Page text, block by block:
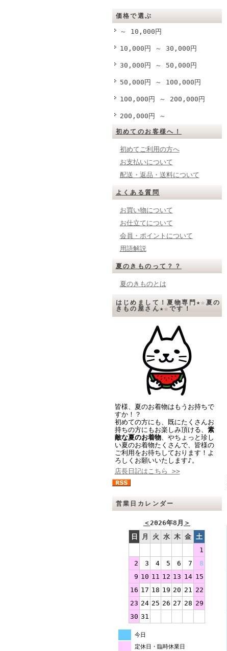
価格で選ぶ
～ 10,000円
10,000円 ～ 30,000円
30,000円 ～ 50,000円
50,000円 ～ 100,000円
100,000円 ～ 200,000円
200,000円 ～
初めてのお客様へ！
初めてご利用の方へ
お支払いについて
配送・返品・送料について
よくある質問
お買い物について
お仕立てについて
会員・ポイントについて
用語解説
夏のきものって？？
夏のきものとは
はじめまして！夏物専門★☆夏の
きもの屋さん★☆です！
皆様、夏のお着物はもうお持ちで
すか！？
初めての方にも、既にたくさんお
持ちの方にもお楽しみ頂ける、 素
敵な夏のお着物、やちょっと珍し
い夏のお着物たくさんで、皆様の
ご利用をお待ちしております！よ
ろしくお願いいたします♪。
店長日記はこちら >>
営業日カレンダー
＜2026年8月 ＞
日
月 火 水 木 金 土
1
2
3 4 5 6 7
8
9 10 11 12 13 14 15
16 17 18 19 20 21 22
23 24 25 26 27 28 29
30 31
今日
定休日・臨時休業日